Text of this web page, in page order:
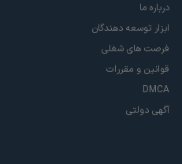
درباره ما
ابزار توسعه دهندگان
فرصت های شغلی
قوانین و مقررات
DMCA
آگهی دولتی